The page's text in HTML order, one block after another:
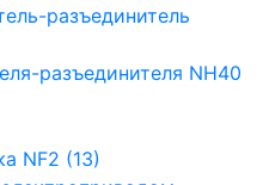
разъединитель
разъединителя NH40
NF2 (13)